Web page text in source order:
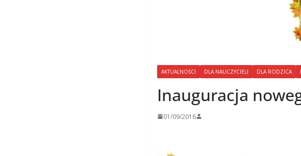
AKTUALNOŚCI DLA NAUCZYCIELI DLA RODZICA
Inauguracja
01/09/2016